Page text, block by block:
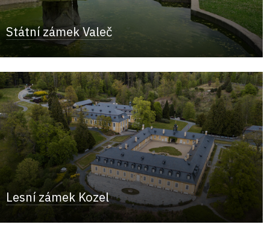
Státní zámek Valeč
Lesní zámek Kozel